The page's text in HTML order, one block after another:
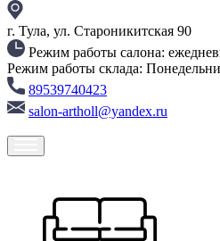
г. Тула, ул. Староникитская 90
Режим работы салона:
Режим работы склада:
89539740423
salon-artholl@yandex.ru